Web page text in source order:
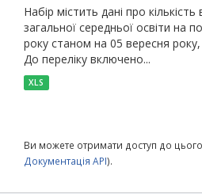
Набір містить дані про кількість
загальної середньої освіти на
року станом на 05 вересня
До переліку включено...
XLS
Ви можете отримати доступ до
Документація API).